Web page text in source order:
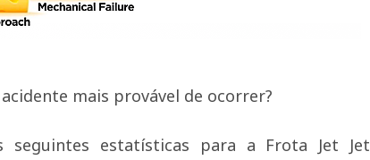
mais provável de ocorrer?
seguintes estatísticas para a Frota Jet Jet